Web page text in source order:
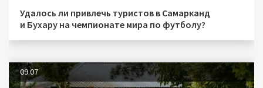
Удалось ли привлечь туристов в Самарканд
и Бухару на чемпионате мира по футболу?
09.07